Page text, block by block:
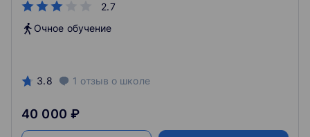
2.7
Очное обучение
3.8 1 отзыв о школе
40 000 ₽